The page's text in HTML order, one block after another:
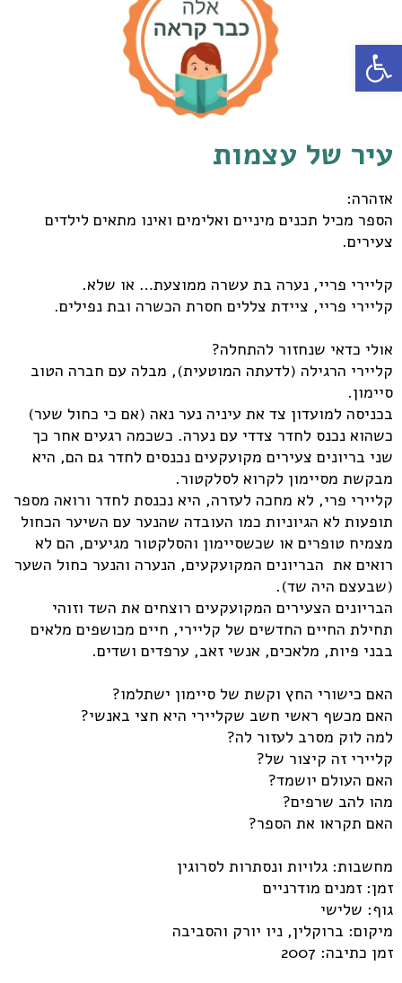
פתח סרגל נגישות
עיר של עצמות
אזהרה:
הספר מכיל תכנים מיניים ואלימים ואינו מתאים לילדים
צעירים.
קליירי פריי, נערה בת עשרה ממוצעת… או שלא.
קליירי פריי, ציידת צללים חסרת הכשרה ובת נפילים.
אולי כדאי שנחזור להתחלה?
קליירי הרגילה (לדעתה המוטעית), מבלה עם חברה הטוב
סיימון.
בכניסה למועדון צד את עיניה נער נאה (אם כי כחול שער)
כשהוא נכנס לחדר צדדי עם נערה. כשכמה רגעים אחר כך
שני בריונים צעירים מקועקעים נכנסים לחדר גם הם, היא
מבקשת מסיימון לקרוא לסלקטור.
קליירי פרי, לא מחכה לעזרה, היא נכנסת לחדר ורואה מספר
תופעות לא הגיוניות כמו העובדה שהנער עם השיער הכחול
מצמיח טופרים או שכשסיימון והסלקטור מגיעים, הם לא
רואים את הבריונים המקועקעים, הנערה והנער כחול השער
(שבעצם היה שד).
הבריונים הצעירים המקועקעים רוצחים את השד וזוהי
תחילת החיים החדשים של קליירי, חיים מכושפים מלאים
בבני פיות, מלאכים, אנשי זאב, ערפדים ושדים.
האם כישורי החץ וקשת של סיימון ישתלמו?
האם מכשף ראשי חשב שקליירי היא חצי באנשי?
למה לוק מסרב לעזור לה?
קליירי זה קיצור של?
האם העולם יושמד?
מהו להב שרפים?
האם תקראו את הספר?
מחשבות: גלויות ונסתרות לסרוגין
זמן: זמנים מודרניים
גוף: שלישי
מיקום: ברוקלין, ניו יורק והסביבה
זמן כתיבה: 2007